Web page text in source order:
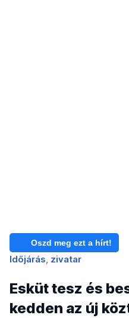
Oszd meg ezt a hírt!
Időjárás zivatar
Esküt tesz és
kedden az új